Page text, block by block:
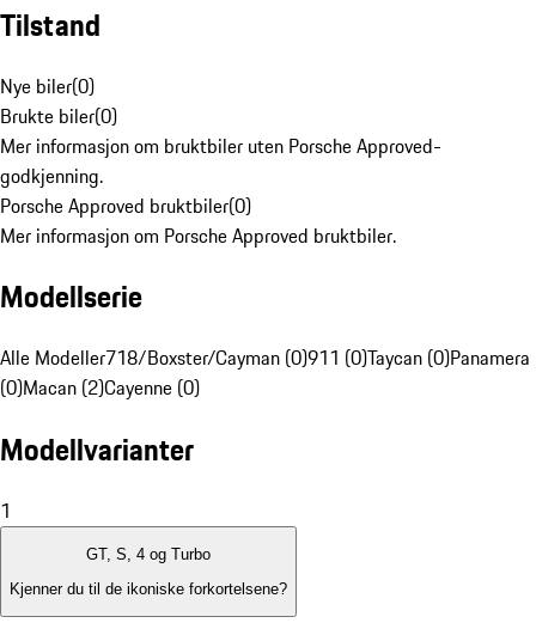
Tilstand
Nye biler(0)
Brukte biler(0)
Mer informasjon om bruktbiler uten Porsche Approved-
godkjenning.
Porsche Approved bruktbiler(0)
Mer informasjon om Porsche Approved bruktbiler.
Modellserie
Alle Modeller718/Boxster/Cayman (0)911 (0)Taycan (0)Panamera
(0)Macan (2)Cayenne (0)
Modellvarianter
1
GT, S, 4 og Turbo
Kjenner du til de ikoniske forkortelsene?